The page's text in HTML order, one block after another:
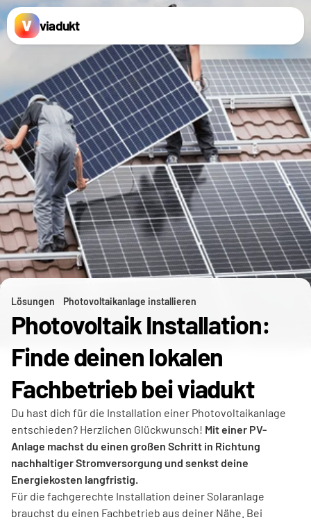
Lösungen Photovoltaikanlage installieren
Photovoltaik Installation:
Finde deinen lokalen
Fachbetrieb bei viadukt
Du hast dich für die Installation einer Photovoltaikanlage
entschieden? Herzlichen Glückwunsch! Mit einer PV-
Anlage machst du einen großen Schritt in Richtung
nachhaltiger Stromversorgung und senkst deine
Energiekosten langfristig.
Für die fachgerechte Installation deiner Solaranlage
brauchst du einen Fachbetrieb aus deiner Nähe. Bei
viadukt